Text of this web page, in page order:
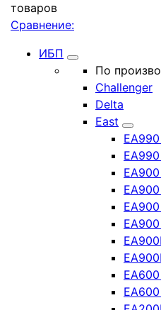
товаров
Сравнение:
ИБП
По
Challenger
Delta
East